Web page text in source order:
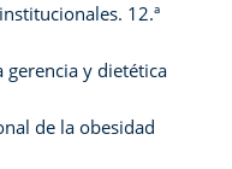
12.ª
gerencia y dietética
de la obesidad